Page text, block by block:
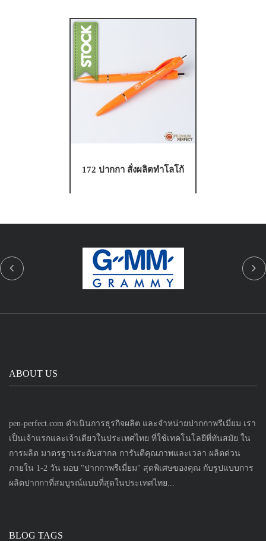
172 ปากกา สั่งผลิตทำโลโก้
ABOUT US
pen-perfect.com ดำเนินการธุรกิจผลิต และจำหน่ายปากกาพรีเมี่ยม เรา
เป็นเจ้าแรกและเจ้าเดียวในประเทศไทย ที่ใช้เทคโนโลยีที่ทันสมัย ใน
การผลิต มาตรฐานระดับสากล การันตีคุณภาพและเวลา ผลิตด่วน
ภายใน 1-2 วัน มอบ "ปากกาพรีเมี่ยม" สุดพิเศษของคุณ กับรูปแบบการ
ผลิตปากกาที่สมบูรณ์แบบที่สุดในประเทศไทย...
BLOG TAGS